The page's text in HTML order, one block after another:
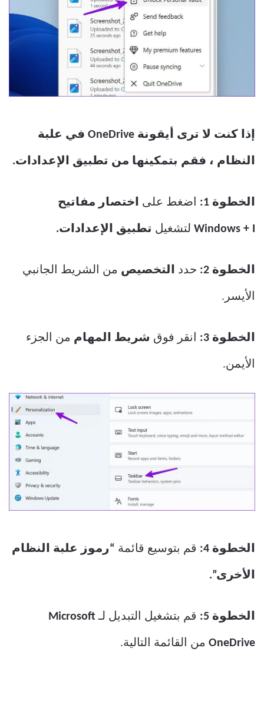
إذا كنت لا ترى أيقونة OneDrive في علبة
النظام ، فقم بتمكينها من تطبيق الإعدادات.
الخطوة 1: اضغط على اختصار مفاتيح
Windows + I لتشغيل تطبيق الإعدادات.
الخطوة 2: حدد التخصيص من الشريط الجانبي
الأيسر.
الخطوة 3: انقر فوق شريط المهام من الجزء
الأيمن.
الخطوة 4: قم بتوسيع قائمة “رموز علبة النظام
الأخرى”.
الخطوة 5: قم بتشغيل التبديل لـ Microsoft
OneDrive من القائمة التالية.